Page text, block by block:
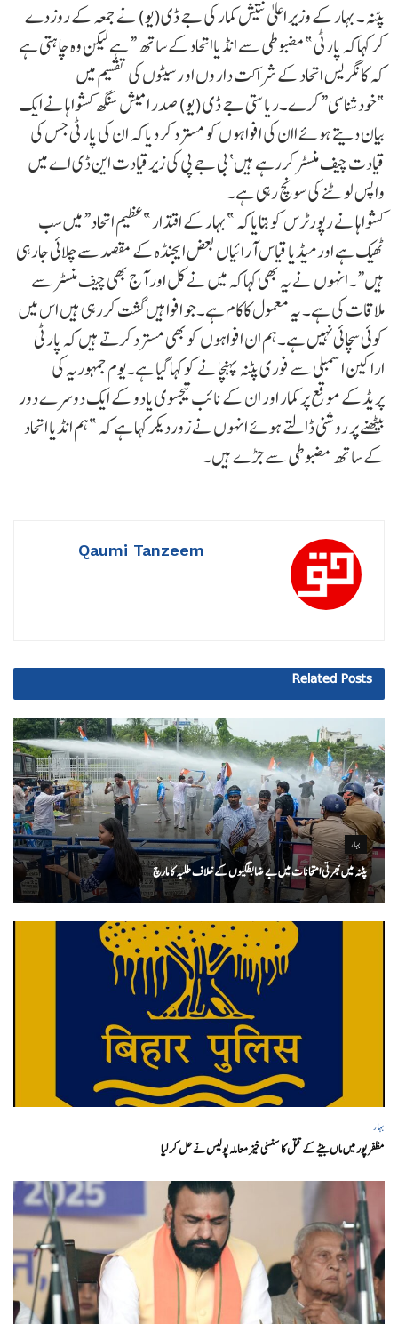
پٹنہ۔ بہار کے وزیر اعلیٰ نتیش کمار کی جے ڈی(یو) نے جمعہ کے روزدے
کر کہاکہ پارٹی ”مضبوطی سے انڈیااتحادکے ساتھ“ ہے لیکن وہ چاہتی ہے
کہ کانگریس اتحاد کے شراکت دار وں او رسیٹوں کی تقسیم میں
”خودشناسی“ کرے۔ریاستی جے ڈی (یو) صدر امیش سنگھ کشواہا نے ایک
بیان دیتے ہوئے اان کی افواہوں کو مسترد کردیاکہ ان کی پارٹی جس کی
قیادت چیف منسٹر کررہے ہیں‘ بی جے پی کی زیرقیادت این ڈی اے میں
واپس لوٹنے کی سونچ رہی ہے۔
کشواہا نے رپورٹرس کو بتایاکہ ”بہار کے اقتدار ”عظیم اتحاد“ میں سب
ٹھیک ہے اور میڈیا قیاس آرائیاں بعض ایجنڈہ کے مقصد سے چلائی جارہی
ہیں“۔انہوں نے یہ بھی کہاکہ میں نے کل اور آج بھی چیف منسٹر سے
ملاقات کی ہے۔ یہ معمول کاکام ہے۔جو افواہیں گشت کررہی ہیں اس میں
کوئی سچائی نہیں ہے۔ہم ان افواہوں کوبھی مسترد کرتے ہیں کہ پارٹی
اراکین اسمبلی سے فوری پٹنہ پہنچانے کو کہا گیا ہے۔یوم جمہوریہ کی
پریڈکے موقع پر کمار اور ان کے نائب تیجسوی یادو کے ایک دوسرے دور
بیٹھنے پر روشنی ڈالتے ہوئے انہوں نے زوردیکر کہا ہے کہ ”ہم انڈیا اتحاد
کے ساتھ مضبوطی سے جڑے ہیں۔
Qaumi Tanzeem
Related Posts
بہار
پٹنہ میں بھرتی امتحانات میں بے ضابطگیوں کے خلاف طلبہ کا مارچ
بہار
مظفر پور میں ماں بیٹے کے قتل کا سنسنی خیز معاملہ پولیس نے حل کر لیا